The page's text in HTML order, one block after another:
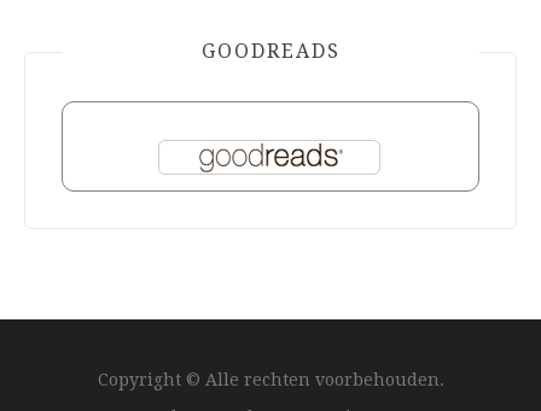
GOODREADS
Copyright © Alle rechten voorbehouden.